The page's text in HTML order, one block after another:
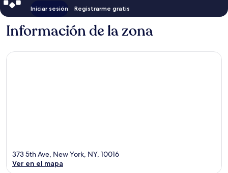
Iniciar sesión Registrarme gratis
Información de la zona
373 5th Ave, New York, NY, 10016
Ver en el mapa